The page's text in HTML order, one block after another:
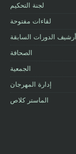
لجنة التحكيم
لقاءات مفتوحة
أرشيف الدورات السابقة
الصحافة
الجمعية
إدارة المهرجان
الماستر كلاص